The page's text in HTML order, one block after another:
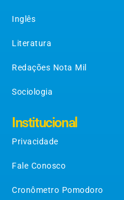
Inglês
Literatura
Redações Nota Mil
Sociologia
Institucional
Privacidade
Fale Conosco
Cronômetro Pomodoro